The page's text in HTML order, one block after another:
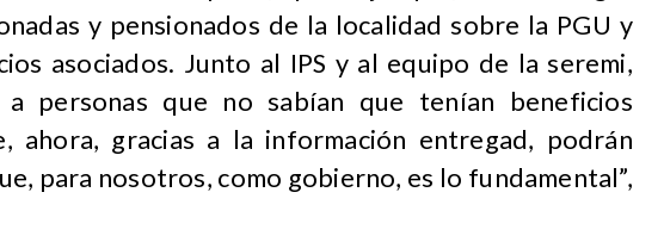
y pensionados de la localidad sobre la PGU y
asociados. Junto al IPS y al equipo de la seremi,
personas que no sabían que tenían beneficios
ahora, gracias a la información entregad, podrán
para nosotros, como gobierno, es lo fundamental”,